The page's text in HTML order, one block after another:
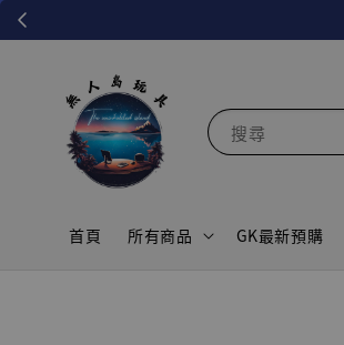
搜尋
首頁 所有商品 GK最新預購